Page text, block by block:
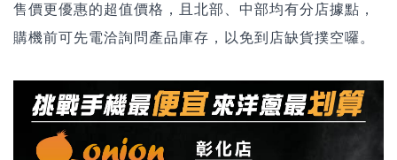
售價更優惠的超值價格，且北部、中部均有分店據點，
購機前可先電洽詢問產品庫存，以免到店缺貨撲空囉。